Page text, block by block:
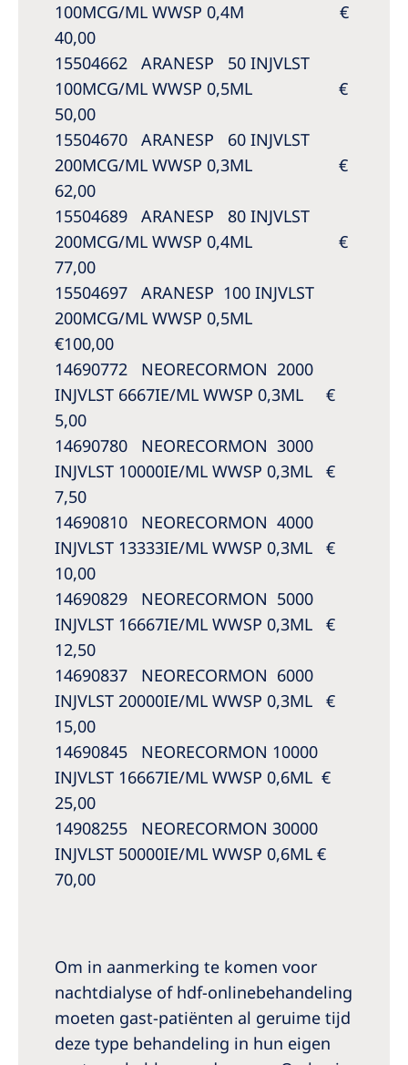
100MCG/ML WWSP 0,4M €
40,00
15504662 ARANESP 50 INJVLST
100MCG/ML WWSP 0,5ML €
50,00
15504670 ARANESP 60 INJVLST
200MCG/ML WWSP 0,3ML €
62,00
15504689 ARANESP 80 INJVLST
200MCG/ML WWSP 0,4ML €
77,00
15504697 ARANESP 100 INJVLST
200MCG/ML WWSP 0,5ML
€100,00
14690772 NEORECORMON 2000
INJVLST 6667IE/ML WWSP 0,3ML €
5,00
14690780 NEORECORMON 3000
INJVLST 10000IE/ML WWSP 0,3ML €
7,50
14690810 NEORECORMON 4000
INJVLST 13333IE/ML WWSP 0,3ML €
10,00
14690829 NEORECORMON 5000
INJVLST 16667IE/ML WWSP 0,3ML €
12,50
14690837 NEORECORMON 6000
INJVLST 20000IE/ML WWSP 0,3ML €
15,00
14690845 NEORECORMON 10000
INJVLST 16667IE/ML WWSP 0,6ML €
25,00
14908255 NEORECORMON 30000
INJVLST 50000IE/ML WWSP 0,6ML €
70,00
Om in aanmerking te komen voor
nachtdialyse of hdf-onlinebehandeling
moeten gast-patiënten al geruime tijd
deze type behandeling in hun eigen